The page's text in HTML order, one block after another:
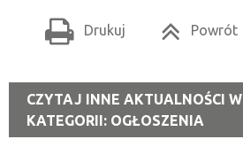
Drukuj Powrót
CZYTAJ INNE AKTUALNOŚCI W
KATEGORII: OGŁOSZENIA